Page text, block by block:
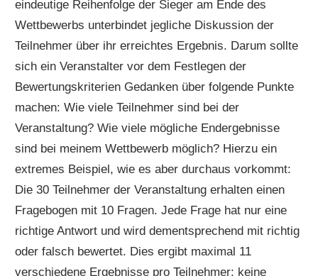
eindeutige Reihenfolge der Sieger am Ende des
Wettbewerbs unterbindet jegliche Diskussion der
Teilnehmer über ihr erreichtes Ergebnis. Darum sollte
sich ein Veranstalter vor dem Festlegen der
Bewertungskriterien Gedanken über folgende Punkte
machen: Wie viele Teilnehmer sind bei der
Veranstaltung? Wie viele mögliche Endergebnisse
sind bei meinem Wettbewerb möglich? Hierzu ein
extremes Beispiel, wie es aber durchaus vorkommt:
Die 30 Teilnehmer der Veranstaltung erhalten einen
Fragebogen mit 10 Fragen. Jede Frage hat nur eine
richtige Antwort und wird dementsprechend mit richtig
oder falsch bewertet. Dies ergibt maximal 11
verschiedene Ergebnisse pro Teilnehmer: keine